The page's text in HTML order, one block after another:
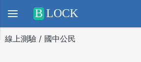
Positive SSL
B LOCK
線上測驗 / 國中公民